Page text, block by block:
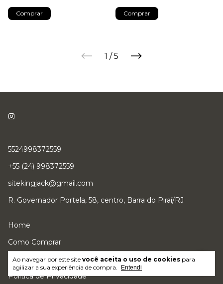
Ao navegar por este site você aceita o uso de cookies para
agilizar a sua experiência de compra.
Entendi
Comprar Comprar
1 / 5
5524998372559
+55 (24) 998372559
sitekingjack@gmail.com
R. Governador Portela, 58, centro, Barra do Piraí/RJ
Home
Como Comprar
Trocas e Devoluções
Política de Privacidade